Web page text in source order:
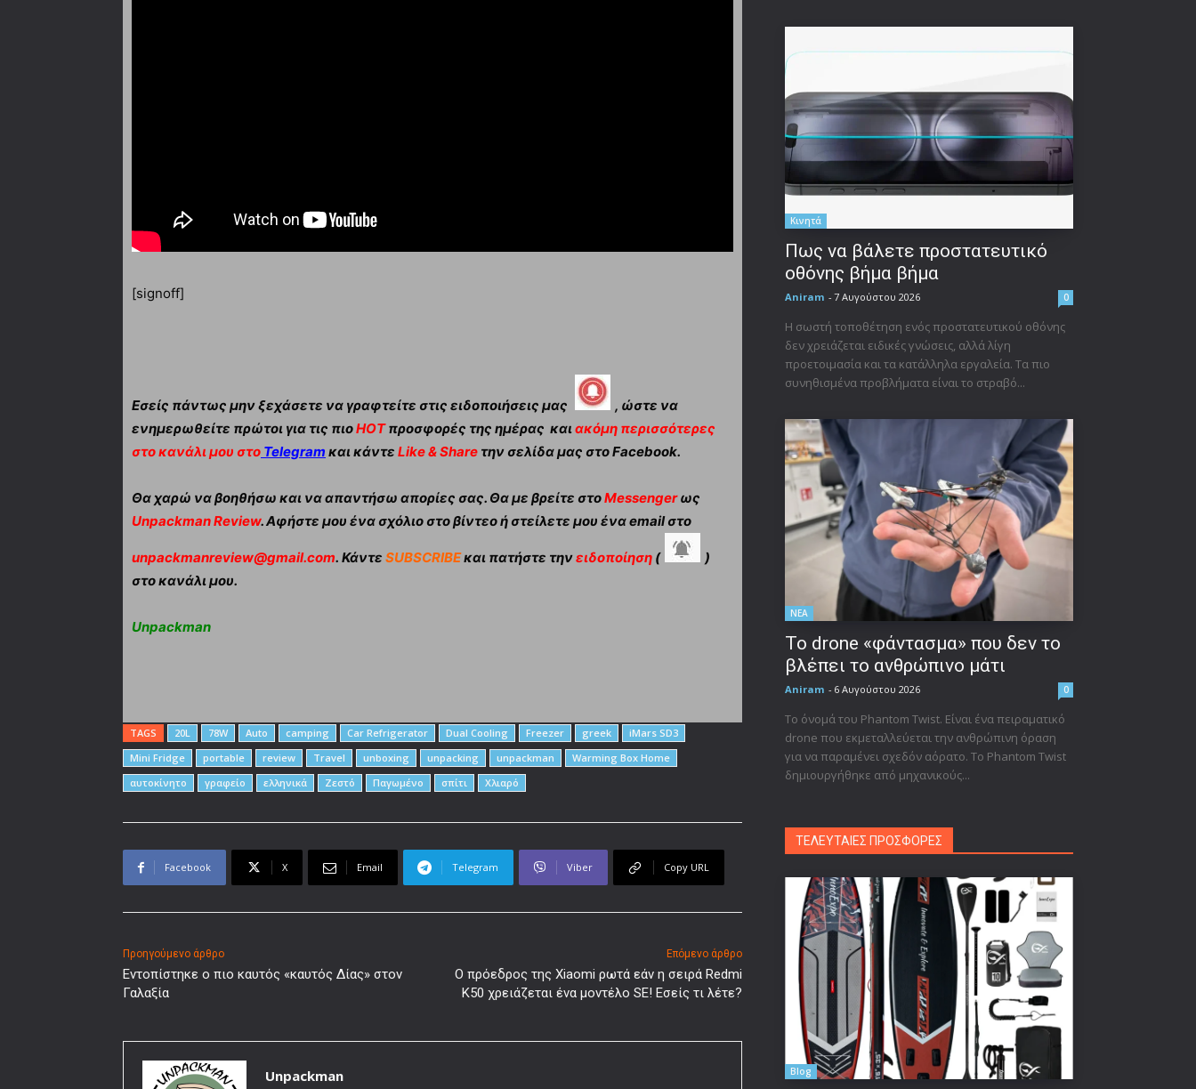
[signoff]
Εσείς πάντως μην ξεχάσετε να γραφτείτε στις ειδοποιήσεις μας
, ώστε να
ενημερωθείτε πρώτοι για τις πιοHOTπροσφορές της ημέρας καιακόμη περισσότερες
στο κανάλι μου στο Telegram και κάντε Like & Share την σελίδα μας στο Facebook.
Θα χαρώ να βοηθήσω και να απαντήσω απορίες σας. Θα με βρείτε στοMessengerως
Unpackman Review. Αφήστε μου ένα σχόλιο στο βίντεο ή στείλετε μου ένα email στο
unpackmanreview@gmail.com. Κάντε SUBSCRIBEκαι πατήστε τηνειδοποίηση (
)
στο κανάλι μου.
Unpackman
TAGS 20L 78W Auto camping Car Refrigerator Dual Cooling Freezer greek
iMars SD3
Mini Fridge
portable review Travel unboxing unpacking unpackman
Warming Box Home
αυτοκίνητο
γραφείο ελληνικά Ζεστό Παγωμένο σπίτι Χλιαρό
Facebook X Email Telegram Viber Copy URL
Προηγούμενο άρθρο
Εντοπίστηκε ο πιο καυτός «καυτός Δίας» στον
Γαλαξία
Επόμενο άρθρο
Ο πρόεδρος της Xiaomi ρωτά εάν η σειρά Redmi
K50 χρειάζεται ένα μοντέλο SE! Εσείς τι λέτε?
Unpackman
Κινητά
Πως να βάλετε προστατευτικό
οθόνης βήμα βήμα
Aniram - 7 Αυγούστου 2026 0
Η σωστή τοποθέτηση ενός προστατευτικού οθόνης
δεν χρειάζεται ειδικές γνώσεις, αλλά λίγη
προετοιμασία και τα κατάλληλα εργαλεία. Τα πιο
συνηθισμένα προβλήματα είναι το στραβό...
ΝΕΑ
Το drone «φάντασμα» που δεν το
βλέπει το ανθρώπινο μάτι
Aniram - 6 Αυγούστου 2026 0
Το όνομά του Phantom Twist. Είναι ένα πειραματικό
drone που εκμεταλλεύεται την ανθρώπινη όραση
για να παραμένει σχεδόν αόρατο. Το Phantom Twist
δημιουργήθηκε από μηχανικούς...
ΤΕΛΕΥΤΑΙΕΣ ΠΡΟΣΦΟΡΕΣ
Blog